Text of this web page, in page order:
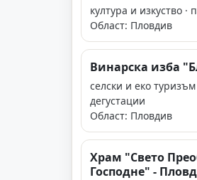
култура и изкуство ·
Област: Пловдив
Винарска изба
селски и еко
дегустации
Област: Пловдив
Храм "Свето
Господне" -